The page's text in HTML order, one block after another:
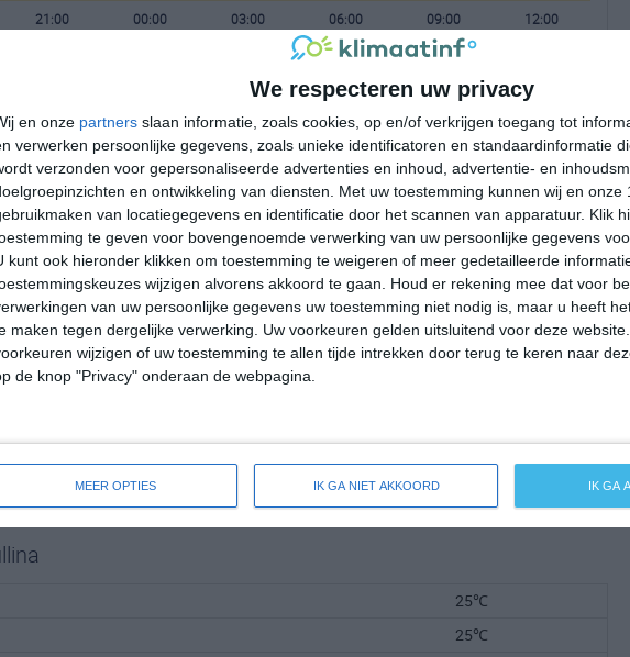
We respecteren uw privacy
en onze partners slaan informatie, zoals cookies, op en/of verkrijgen toegang tot
verwerken persoonlijke gegevens, zoals unieke identificatoren en standaardinformatie
verzonden voor gepersonaliseerde advertenties en inhoud, advertentie- en
en ontwikkeling van diensten.
Met uw toestemming kunnen wij en onze
van locatiegegevens en identificatie door het scannen van apparatuur. Klik
te geven voor bovengenoemde verwerking van uw persoonlijke gegevens
kunt ook hieronder klikken om toestemming te weigeren of meer gedetailleerde
wijzigen alvorens akkoord te gaan.
Houd er rekening mee dat voor
van uw persoonlijke gegevens uw toestemming niet nodig is, maar u heeft
maken tegen dergelijke verwerking. Uw voorkeuren gelden uitsluitend voor deze
wijzigen of uw toestemming te allen tijde intrekken door terug te keren naar
de knop "Privacy" onderaan de webpagina.
MEER OPTIES IK GA NIET AKKOORD IK GA
21:00 00:00 03:00 06:00 09:00 12:00
Z 2 Z 2 Z 3
21:00 06:00
25℃
25℃